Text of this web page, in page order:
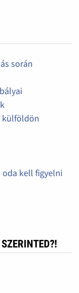
során
külföldön
kell figyelni